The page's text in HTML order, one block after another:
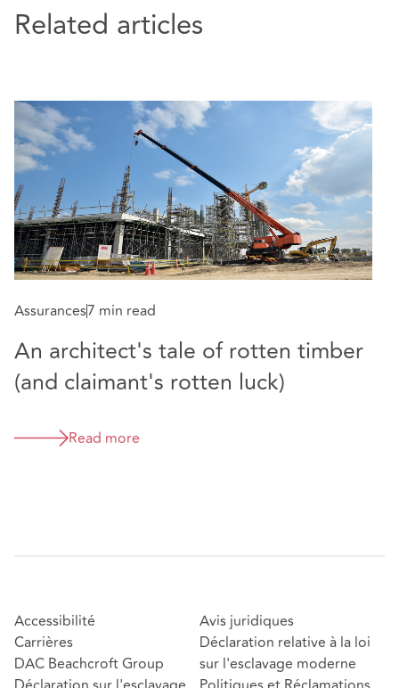
Related articles
Assurances7 min read
An architect's tale of rotten timber
(and claimant's rotten luck)
Read more
Accessibilité
Carrières
DAC Beachcroft Group
Avis juridiques
Déclaration relative à la loi
sur l'esclavage moderne